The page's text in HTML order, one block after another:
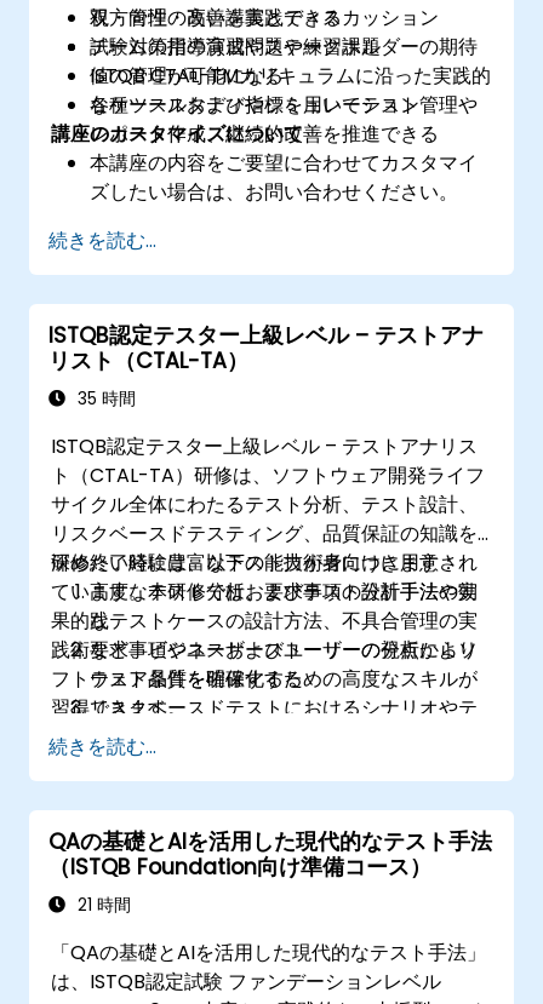
視・管理・改善を実践できる
チームの指導育成やステークホルダーの期待
値の管理が可能になる
各種ツールおよび指標を用いてテスト管理や
レポート作成、継続的改善を推進できる
双方向性の高い講義とディスカッション
試験対策用の演習問題や練習課題
ISTQB CTAL-TMカリキュラムに沿った実践的
なケーススタディやシミュレーション
講座のカスタマイズについて
本講座の内容をご要望に合わせてカスタマイ
ズしたい場合は、お問い合わせください。
続きを読む...
ISTQB認定テスター上級レベル – テストアナ
リスト（CTAL-TA）
35 時間
ISTQB認定テスター上級レベル – テストアナリス
ト（CTAL-TA）研修は、ソフトウェア開発ライフ
サイクル全体にわたるテスト分析、テスト設計、
リスクベースドテスティング、品質保証の知識を
深めたい経験豊富なテスト技術者向けに用意され
ています。本研修では、要求事項の分析手法や効
果的なテストケースの設計方法、不具合管理の実
践術など、ビジネスおよびユーザーの視点からソ
フトウェア品質を確保するための高度なスキルが
習得できます。
研修終了時には、以下の能力が身につきます：
高度なテスト分析およびテスト設計手法の実
践
要求事項やユーザーストーリーの分析により
テスト条件を明確化する
リスクベースドテストにおけるシナリオやテ
ストケースの作成および優先順位付け
ソフトウェア品質特性ならびに非機能要件の
テストの観点から仕様書を検証・評価する
不具合分析および根本的原因の特定への貢献
ソフトウェア開発ライフサイクル早期段階に
おける品質向上のための静的テスティング手
法の適用
アジャイル、ウォーターフォールおよびハイ
続きを読む...
QAの基礎とAIを活用した現代的なテスト手法
（ISTQB Foundation向け準備コース）
21 時間
「QAの基礎とAIを活用した現代的なテスト手法」
は、ISTQB認定試験 ファンデーションレベル